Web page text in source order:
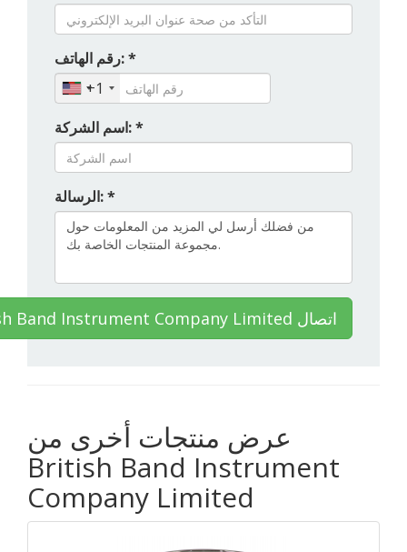
رقم الهاتف: *
+1
اسم الشركة: *
الرسالة: *
British Band Instrument Company Limited اتصال
عرض منتجات أخرى من
British Band Instrument
Company Limited